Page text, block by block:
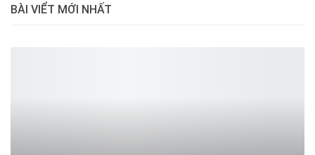
BÀI VIỂT MỚI NHẤT